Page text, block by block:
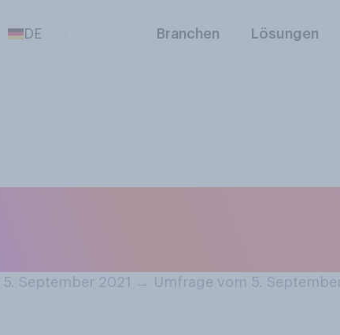
DE Branchen Lösungen
September 2021 → Umfrage vom 5.